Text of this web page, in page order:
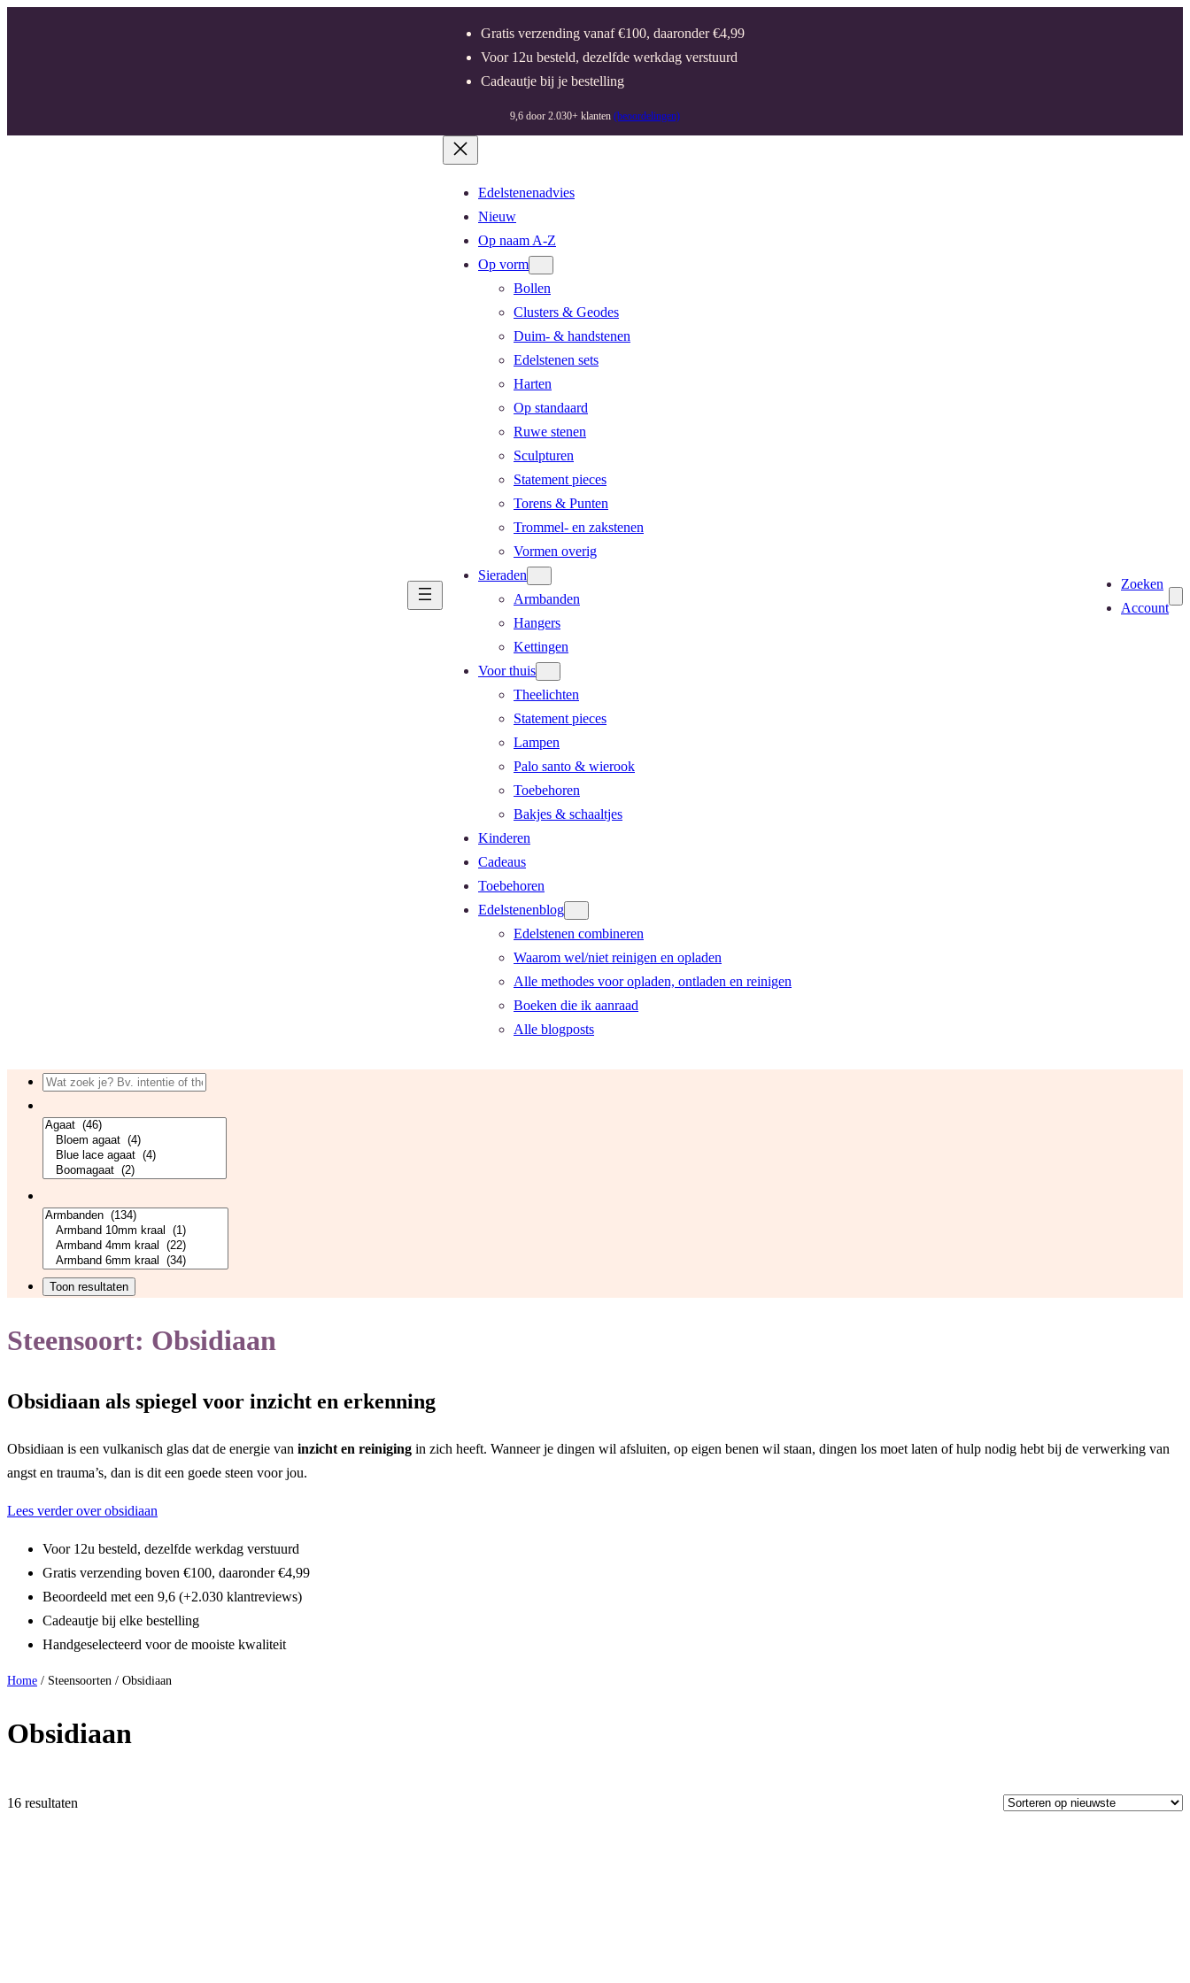
Gratis verzending vanaf €100, daaronder €4,99
Voor 12u besteld, dezelfde werkdag verstuurd
Cadeautje bij je bestelling
9,6 door 2.030+ klanten (beoordelingen)
Edelstenenadvies
Nieuw
Op naam A-Z
Op vorm
Bollen
Clusters & Geodes
Duim- & handstenen
Edelstenen sets
Harten
Op standaard
Ruwe stenen
Sculpturen
Statement pieces
Torens & Punten
Trommel- en zakstenen
Vormen overig
Sieraden
Armbanden
Hangers
Kettingen
Voor thuis
Theelichten
Statement pieces
Lampen
Palo santo & wierook
Toebehoren
Bakjes & schaaltjes
Kinderen
Cadeaus
Toebehoren
Edelstenenblog
Edelstenen combineren
Waarom wel/niet reinigen en opladen
Alle methodes voor opladen, ontladen en reinigen
Boeken die ik aanraad
Alle blogposts
Zoeken
Account
Steensoort: Obsidiaan
Obsidiaan als spiegel voor inzicht en erkenning
Obsidiaan is een vulkanisch glas dat de energie van inzicht en reiniging in zich heeft. Wanneer je dingen wil afsluiten, op eigen benen wil staan, dingen los moet laten of hulp nodig hebt bij de verwerking van
angst en trauma’s, dan is dit een goede steen voor jou.
Lees verder over obsidiaan
Voor 12u besteld, dezelfde werkdag verstuurd
Gratis verzending boven €100, daaronder €4,99
Beoordeeld met een 9,6 (+2.030 klantreviews)
Cadeautje bij elke bestelling
Handgeselecteerd voor de mooiste kwaliteit
Home / Steensoorten / Obsidiaan
Obsidiaan
16 resultaten